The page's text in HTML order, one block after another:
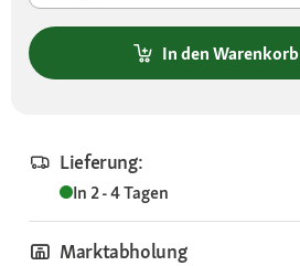
In den Warenkorb
Lieferung:
In 2 - 4 Tagen
Marktabholung